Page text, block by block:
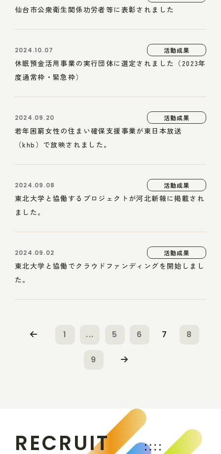
仙台市公衆衛生関係功労者等に表彰されました
2024.10.07 活動成果
休眠預金活用事業の実行団体に選定されました（2023年
度通常枠・緊急枠）
2024.09.20 活動成果
若年困窮女性の住まい確保支援事業が東日本放送
（khb）で放映されました。
2024.09.08 活動成果
東北大学と協働するプロジェクトが河北新報に掲載され
ました。
2024.09.02 活動成果
東北大学と協働でクラウドファンディングを開始しまし
た。
1 ... 5 6 7 8
9
RECRUIT